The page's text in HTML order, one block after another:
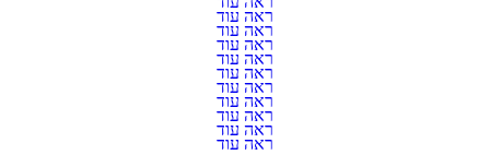
ראה עוד
פרזול לארונות בגדים
ראה עוד
צבע
ראה עוד
צבעים ולקות
ראה עוד
צירי בוכנה
ראה עוד
צירים
ראה עוד
קליבות
ראה עוד
קנטים
ראה עוד
קרוסלה עגולה 3/4
ראה עוד
רגלי ניקל/אלומיניום
ראה עוד